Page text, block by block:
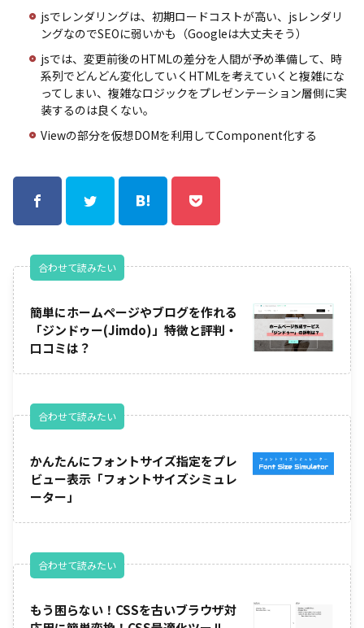
jsでレンダリングは、初期ロードコストが高い、jsレンダリ
ングなのでSEOに弱いかも（Googleは大丈夫そう）
jsでは、変更前後のHTMLの差分を人間が予め準備して、時
系列でどんどん変化していくHTMLを考えていくと複雑にな
ってしまい、複雑なロジックをプレゼンテーション層側に実
装するのは良くない。
Viewの部分を仮想DOMを利用してComponent化する
合わせて読みたい
簡単にホームページやブログを作れる
「ジンドゥー(Jimdo)」特徴と評判・
口コミは？
合わせて読みたい
かんたんにフォントサイズ指定をプレ
ビュー表示「フォントサイズシミュレ
ーター」
合わせて読みたい
もう困らない！CSSを古いブラウザ対